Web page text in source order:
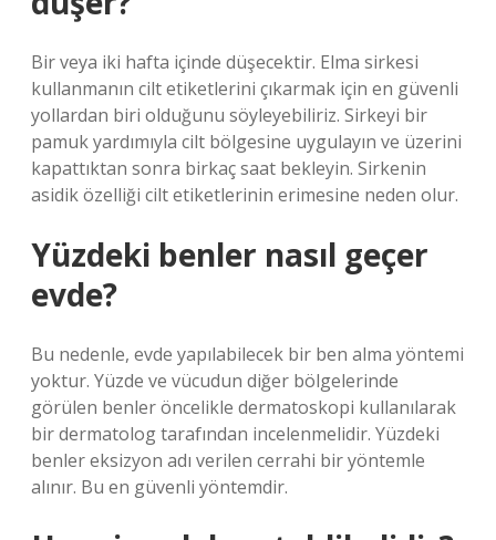
Bir veya iki hafta içinde düşecektir. Elma sirkesi
kullanmanın cilt etiketlerini çıkarmak için en güvenli
yollardan biri olduğunu söyleyebiliriz. Sirkeyi bir
pamuk yardımıyla cilt bölgesine uygulayın ve üzerini
kapattıktan sonra birkaç saat bekleyin. Sirkenin
asidik özelliği cilt etiketlerinin erimesine neden olur.
Yüzdeki benler nasıl geçer
evde?
Bu nedenle, evde yapılabilecek bir ben alma yöntemi
yoktur. Yüzde ve vücudun diğer bölgelerinde
görülen benler öncelikle dermatoskopi kullanılarak
bir dermatolog tarafından incelenmelidir. Yüzdeki
benler eksizyon adı verilen cerrahi bir yöntemle
alınır. Bu en güvenli yöntemdir.